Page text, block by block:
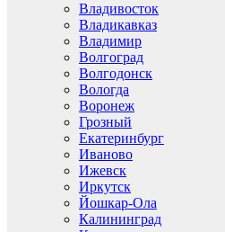
Владивосток
Владикавказ
Владимир
Волгоград
Волгодонск
Вологда
Воронеж
Грозный
Екатеринбург
Иваново
Ижевск
Иркутск
Йошкар-Ола
Калининград